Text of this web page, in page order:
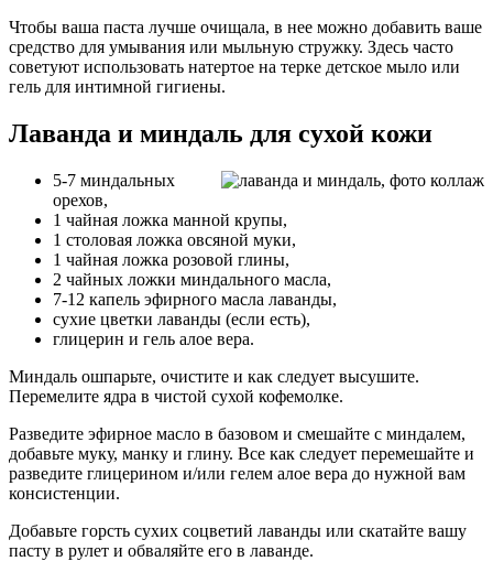
Чтобы ваша паста лучше очищала, в нее можно добавить ваше
средство для умывания или мыльную стружку. Здесь часто
советуют использовать натертое на терке детское мыло или
гель для интимной гигиены.
Лаванда и миндаль для сухой кожи
5-7 миндальных
орехов,
1 чайная ложка манной крупы,
1 столовая ложка овсяной муки,
1 чайная ложка розовой глины,
2 чайных ложки миндального масла,
7-12 капель эфирного масла лаванды,
сухие цветки лаванды (если есть),
глицерин и гель алое вера.
Миндаль ошпарьте, очистите и как следует высушите.
Перемелите ядра в чистой сухой кофемолке.
Разведите эфирное масло в базовом и смешайте с миндалем,
добавьте муку, манку и глину. Все как следует перемешайте и
разведите глицерином и/или гелем алое вера до нужной вам
консистенции.
Добавьте горсть сухих соцветий лаванды или скатайте вашу
пасту в рулет и обваляйте его в лаванде.